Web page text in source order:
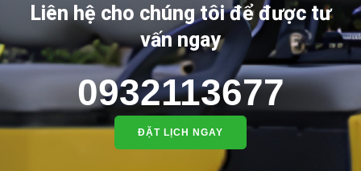
Liên hệ cho chúng tôi để được tư
vấn ngay
0932113677
ĐẶT LỊCH NGAY